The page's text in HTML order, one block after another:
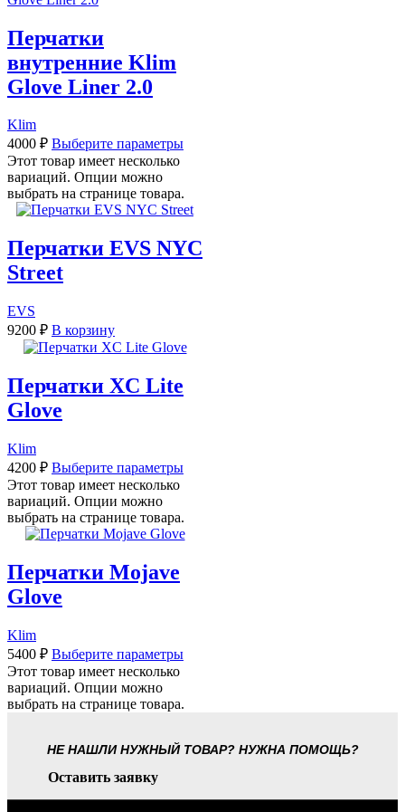
Перчатки
внутренние Klim
Glove Liner 2.0
Klim
4000 ₽ Выберите параметры
Этот товар имеет несколько
вариаций. Опции можно
выбрать на странице товара.
Перчатки EVS NYC
Street
EVS
9200 ₽ В корзину
Перчатки XC Lite
Glove
Klim
4200 ₽ Выберите параметры
Этот товар имеет несколько
вариаций. Опции можно
выбрать на странице товара.
Перчатки Mojave
Glove
Klim
5400 ₽ Выберите параметры
Этот товар имеет несколько
вариаций. Опции можно
выбрать на странице товара.
НЕ НАШЛИ НУЖНЫЙ ТОВАР? НУЖНА ПОМОЩЬ?
Оставить заявку